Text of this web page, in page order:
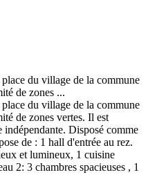
du village de la commune
de zones ...
du village de la commune
de zones vertes. Il est
indépendante. Disposé comme
de : 1 hall d'entrée au rez.
et lumineux, 1 cuisine
2: 3 chambres spacieuses , 1